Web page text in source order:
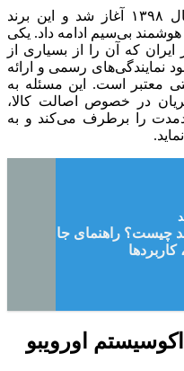
حضور اورویبو در بازار ایران از سال ۱۳۹۸ آغاز شد و این برند
بی‌سیم ادامه داد. یکی
ایران که آن را از بسیاری از
نمایندگی‌های رسمی و ارائه
معتبر است. این مسئله به
در خصوص اصالت کالا،
را برطرف می‌کند و به
چیست؟ راهنمای جامع صفر
اورویبو